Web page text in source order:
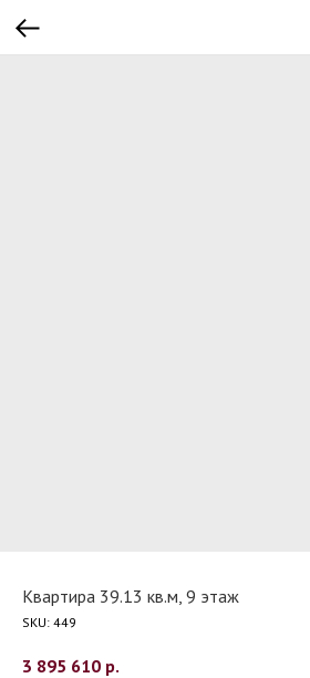
Квартира 39.13 кв.м, 9 этаж
SKU: 449
3 895 610 р.